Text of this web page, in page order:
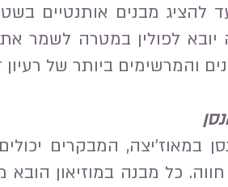
והוא נועד להציג מבנים
יובא לפולין במטרה לשמר
והמרשימים ביותר של רעיון
במאוז'יצה, המבקרים
חווה. כל מבנה במוזיאון